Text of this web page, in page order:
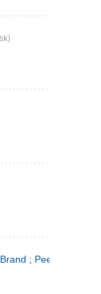
; Peer Gynt. 2